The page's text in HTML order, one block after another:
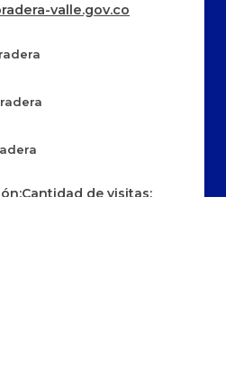
valle.gov.co
Cantidad de visitas: